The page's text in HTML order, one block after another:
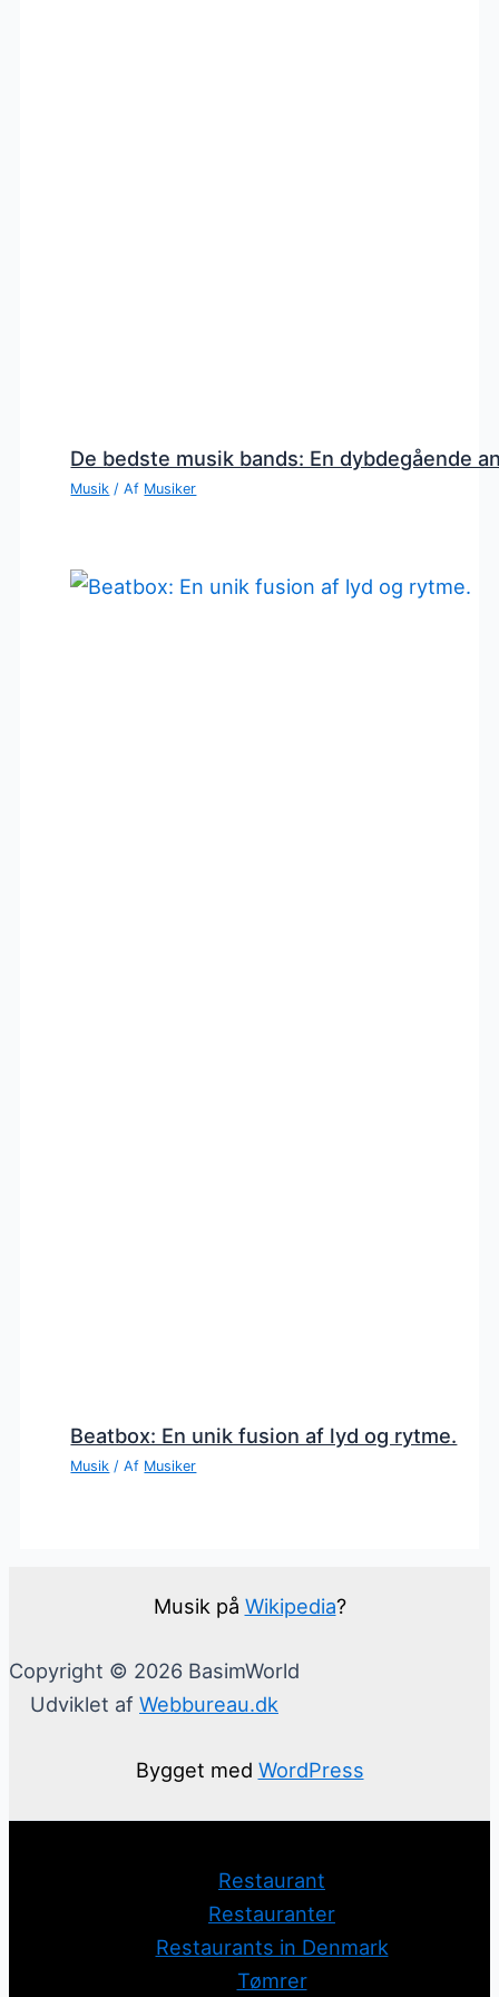
De bedste musik bands: En dybdegående
Musik / Af Musiker
Beatbox: En unik fusion af lyd og rytme.
Musik / Af Musiker
Musik på Wikipedia?
Copyright © 2026 BasimWorld
Udviklet af Webbureau.dk
Bygget med WordPress
Restaurant
Restauranter
Restaurants in Denmark
Tømrer